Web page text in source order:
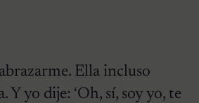
Ella incluso
Y yo dije: ‘Oh, sí, soy yo, te